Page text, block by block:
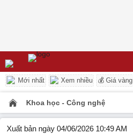
Mới nhất Xem nhiều 💰 Giá vàng
Khoa học - Công nghệ
Xuất bản ngày 04/06/2026 10:49 AM